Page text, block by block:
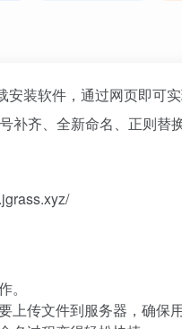
安装软件，通过网页即可
补齐、全新命名、正则替
传文件到服务器，确保